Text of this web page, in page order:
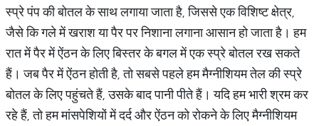
स्प्रे पंप की बोतल के साथ लगाया जाता है, जिससे एक विशिष्ट क्षेत्र,
जैसे कि गले में खराश या पैर पर निशाना लगाना आसान हो जाता है। हम
रात में पैर में ऐंठन के लिए बिस्तर के बगल में एक स्प्रे बोतल रख सकते
हैं। जब पैर में ऐंठन होती है, तो सबसे पहले हम मैग्नीशियम तेल की स्प्रे
बोतल के लिए पहुंचते हैं, उसके बाद पानी पीते हैं। यदि हम भारी श्रम कर
रहे हैं, तो हम मांसपेशियों में दर्द और ऐंठन को रोकने के लिए मैग्नीशियम